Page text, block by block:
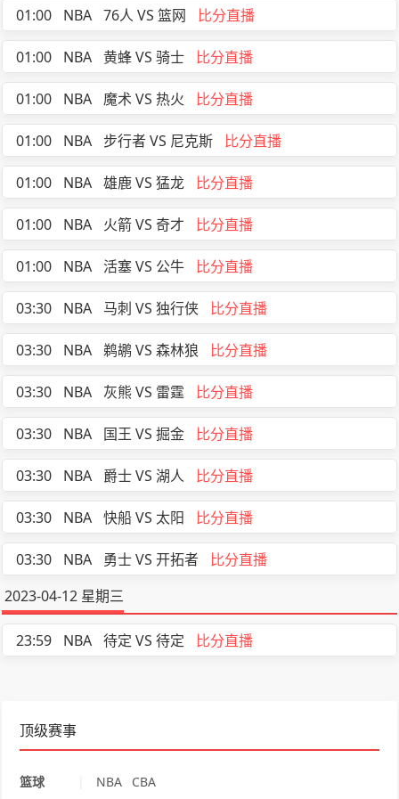
01:00 NBA 76人 VS 篮网 比分直播
01:00 NBA 黄蜂 VS 骑士 比分直播
01:00 NBA 魔术 VS 热火 比分直播
01:00 NBA 步行者 VS 尼克斯 比分直播
01:00 NBA 雄鹿 VS 猛龙 比分直播
01:00 NBA 火箭 VS 奇才 比分直播
01:00 NBA 活塞 VS 公牛 比分直播
03:30 NBA 马刺 VS 独行侠 比分直播
03:30 NBA 鹈鹕 VS 森林狼 比分直播
03:30 NBA 灰熊 VS 雷霆 比分直播
03:30 NBA 国王 VS 掘金 比分直播
03:30 NBA 爵士 VS 湖人 比分直播
03:30 NBA 快船 VS 太阳 比分直播
03:30 NBA 勇士 VS 开拓者
比分直播
2023-04-12 星期三
23:59 NBA 待定 VS 待定 比分直播
顶级赛事
篮球 NBA
CBA